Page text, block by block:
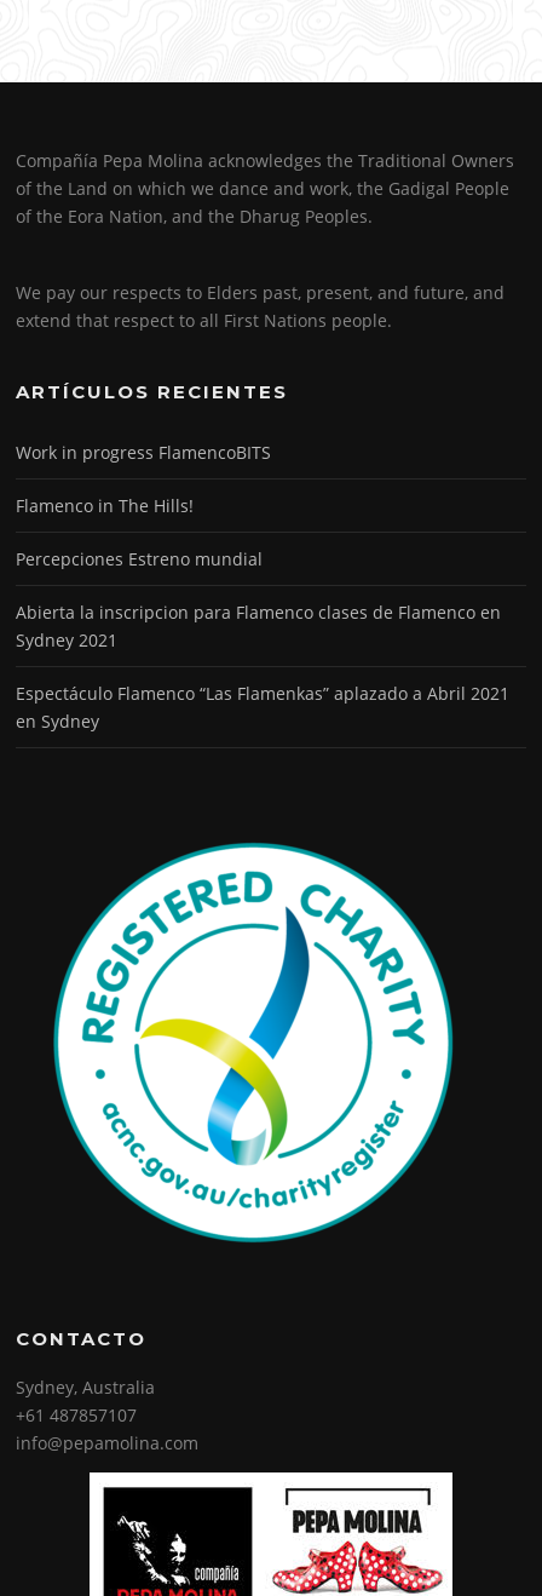
Compañía Pepa Molina acknowledges the Traditional Owners
of the Land on which we dance and work, the Gadigal People
of the Eora Nation, and the Dharug Peoples.
We pay our respects to Elders past, present, and future, and
extend that respect to all First Nations people.
ARTÍCULOS RECIENTES
Work in progress FlamencoBITS
Flamenco in The Hills!
Percepciones Estreno mundial
Abierta la inscripcion para Flamenco clases de Flamenco en
Sydney 2021
Espectáculo Flamenco “Las Flamenkas” aplazado a Abril 2021
en Sydney
CONTACTO
Sydney, Australia
+61 487857107
info@pepamolina.com